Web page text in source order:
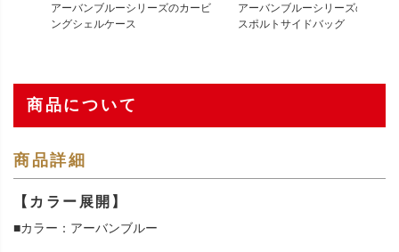
アーバンブルーシリーズのカービ
ングシェルケース
アーバンブルーシリーズのライト
スポルトサイドバッグ
商品について
商品詳細
【カラー展開】
■カラー：アーバンブルー